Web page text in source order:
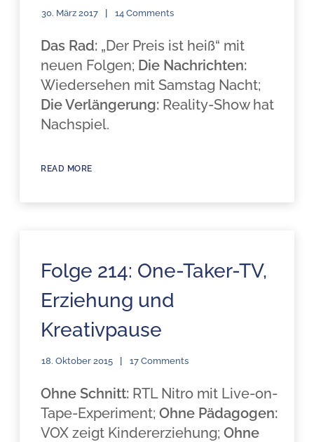
30. März 2017 14 Comments
Das Rad: „Der Preis ist heiß“ mit
neuen Folgen; Die Nachrichten:
Wiedersehen mit Samstag Nacht;
Die Verlängerung: Reality-Show hat
Nachspiel.
READ MORE
Folge 214: One-Taker-TV,
Erziehung und
Kreativpause
18. Oktober 2015 17 Comments
Ohne Schnitt: RTL Nitro mit Live-on-
Tape-Experiment; Ohne Pädagogen:
VOX zeigt Kindererziehung;Ohne